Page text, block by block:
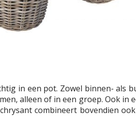
in een pot. Zowel binnen- als
alleen of in een groep. Ook in
combineert bovendien